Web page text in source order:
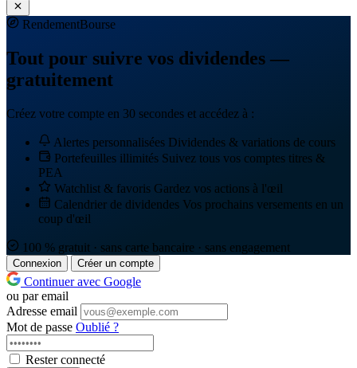
RendementBourse
Tout pour suivre vos dividendes —
gratuitement
Créez votre compte en 30 secondes et accédez à :
Alertes personnalisées Dividendes & variations de cours
Portefeuilles illimités Suivez tous vos comptes titres &
PEA
Watchlist & favoris Gardez vos actions à l'œil
Calendrier de dividendes Vos prochains versements en un
coup d'œil
100 % gratuit · sans carte bancaire · sans engagement
Connexion Créer un compte
Continuer avec Google
ou par email
Adresse email
Mot de passe Oublié ?
Rester connecté